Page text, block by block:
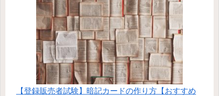
【登録販売者試験】暗記カードの作り方【おすすめ